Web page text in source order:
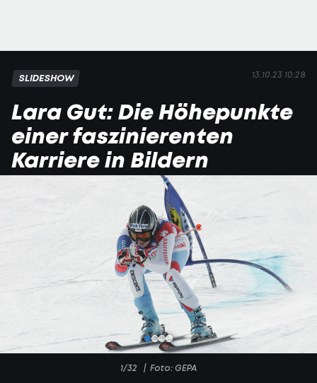
13.10.23 10:28
SLIDESHOW
Lara Gut: Die Höhepunkte
einer faszinierenten
Karriere in Bildern
1/32 Foto: GEPA